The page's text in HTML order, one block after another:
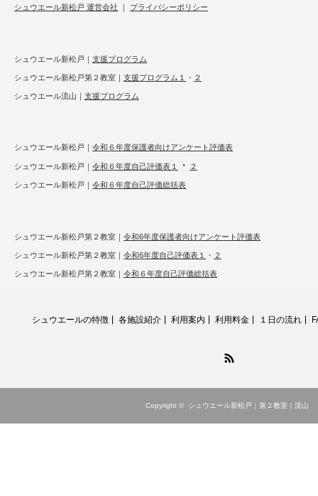
シュウエール新松戸 運営会社 ｜ プライバシーポリシー
シュウエール新松戸｜ 支援プログラム
シュウエール新松戸第２教室｜ 支援プログラム１ ・ ２
シュウエール流山｜ 支援プログラム
シュウエール新松戸｜ 令和６年度保護者向けアンケート評価表
シュウエール新松戸｜ 令和６年度自己評価表１ ・ ２
シュウエール新松戸｜ 令和６年度自己評価総括表
シュウエール新松戸第２教室｜ 令和6年度保護者向けアンケート評価表
シュウエール新松戸第２教室｜ 令和6年度自己評価表１ ・ ２
シュウエール新松戸第２教室｜ 令和６年度自己評価総括表
シュウエールの特徴 各施設紹介 利用案内 利用料金 １日の流れ
Copyright © シュウエール新松戸｜第２教室｜流山